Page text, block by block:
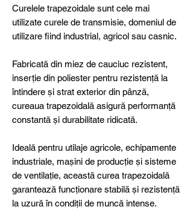
Curelele trapezoidale sunt cele mai
utilizate curele de transmisie, domeniul de
utilizare fiind industrial, agricol sau casnic.
Fabricată din miez de cauciuc rezistent,
inserție din poliester pentru rezistență la
întindere și strat exterior din pânză,
cureaua trapezoidală asigură performanță
constantă și durabilitate ridicată.
Ideală pentru utilaje agricole, echipamente
industriale, mașini de producție și sisteme
de ventilație, această curea trapezoidală
garantează funcționare stabilă și rezistență
la uzură în condiții de muncă intense.